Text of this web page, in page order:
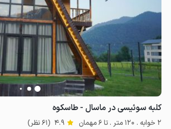
کلبه سوئیسی در ماسال - طاسکوه
2 خوابه . 120 متر . تا 6 مهمان 4.9 (61 نظر)